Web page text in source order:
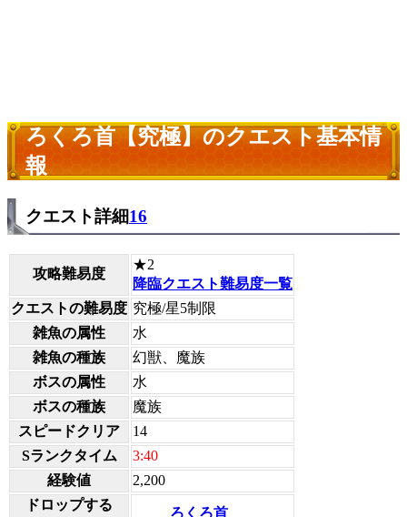
ろくろ首【究極】のクエスト基本情
報
クエスト詳細16
攻略難易度
★2
降臨クエスト難易度一覧
クエストの難易度 究極/星5制限
雑魚の属性
水
雑魚の種族
幻獣、魔族
ボスの属性
水
ボスの種族
魔族
スピードクリア
14
Sランクタイム
3:40
経験値
2,200
ドロップする
ろくろ首